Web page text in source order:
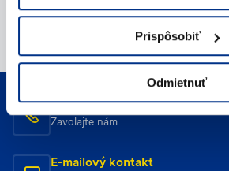
Prispôsobiť
Odmietnuť
Telefonický kontakt
Zavolajte nám
E-mailový kontakt